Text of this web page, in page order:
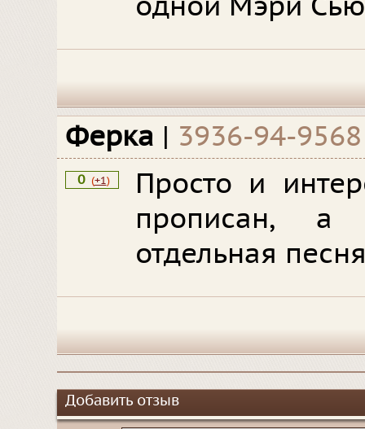
одной Мэри
Ферка | 3936-94-9568
0 (+1)
Просто и
прописан, а
отдельная
Добавить отзыв